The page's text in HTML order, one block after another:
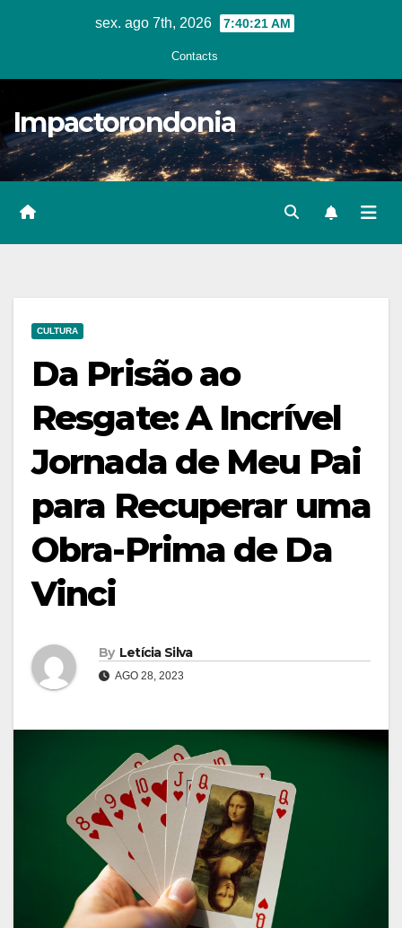
sex. ago 7th, 2026 7:40:22 AM
Contacts
Impactorondonia
CULTURA
Da Prisão ao
Resgate: A Incrível
Jornada de Meu Pai
para Recuperar uma
Obra-Prima de Da
Vinci
By Letícia Silva
AGO 28, 2023